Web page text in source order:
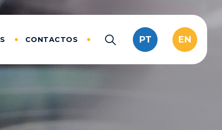
CONTACTOS PT EN